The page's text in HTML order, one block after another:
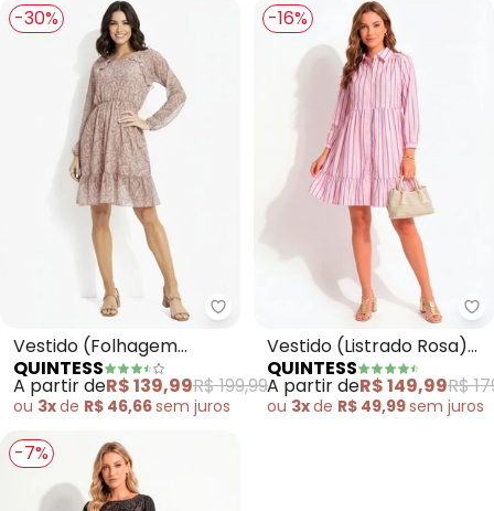
-30%
Quintess - Vestido (Folhagem
Vestido (Folhagem
Marrom) em Tule
QUINTESS
A partir deR$ 139,99R$ 199,99
ou 3xde R$ 46,66sem juros
-16%
Vestido (Listrado Rosa)
em Poliéster
QUINTESS
A partir deR$ 149,99R$
ou 3xde R$ 49,99sem juros
-7%